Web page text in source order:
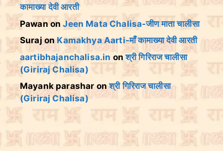
कामाख्या देवी आरती
Pawan onJeen Mata Chalisa-जीण माता चालीसा
SurajonKamakhya Aarti-माँ कामाख्या देवी आरती
aartibhajanchalisa.in onश्री गिरिराज चालीसा
(Giriraj Chalisa)
Mayank parashar onश्री गिरिराज चालीसा
(Giriraj Chalisa)